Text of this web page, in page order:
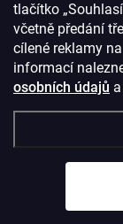
tlačítko
včetně předání
cílené reklamy
informací
osobních údajů a